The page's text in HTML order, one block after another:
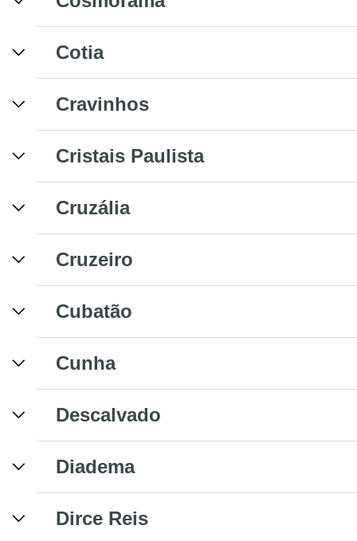
Cotia
Cravinhos
Cristais Paulista
Cruzália
Cruzeiro
Cubatão
Cunha
Descalvado
Diadema
Dirce Reis